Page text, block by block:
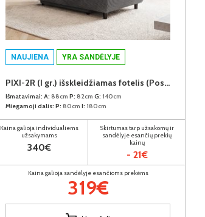
NAUJIENA YRA SANDĖLYJE
PIXI-2R (I gr.) išskleidžiamas fotelis (Poso-115) D
Išmatavimai: A: 88cm P: 82cm G: 140cm
Miegamoji dalis: P: 80cm I: 180cm
Kaina galioja individualiems
užsakymams
340€
Skirtumas tarp užsakomų ir
sandėlyje esančių prekių
kainų
- 21€
Kaina galioja sandėlyje esančioms prekėms
319€